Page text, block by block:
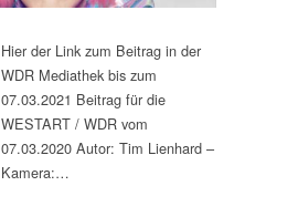
Hier der Link zum Beitrag in der
WDR Mediathek bis zum
07.03.2021 Beitrag für die
WESTART / WDR vom
07.03.2020 Autor: Tim Lienhard –
Kamera:…